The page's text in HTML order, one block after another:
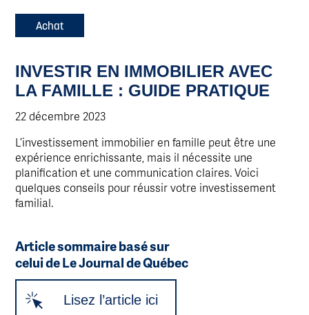
Achat
INVESTIR EN IMMOBILIER AVEC
LA FAMILLE : GUIDE PRATIQUE
22 décembre 2023
L’investissement immobilier en famille peut être une
expérience enrichissante, mais il nécessite une
planification et une communication claires. Voici
quelques conseils pour réussir votre investissement
familial.
Article sommaire basé sur
celui de Le Journal de Québec
Lisez l’article ici